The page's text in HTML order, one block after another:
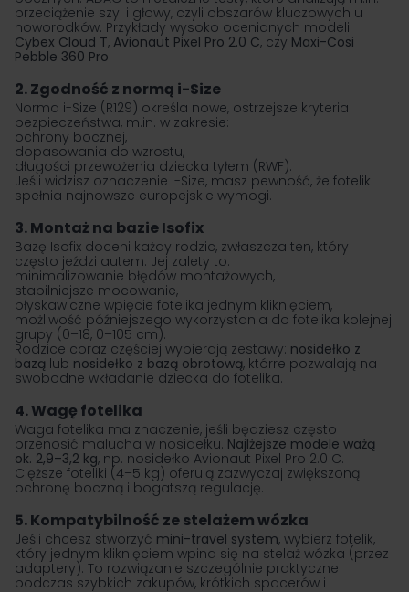
przeciążenie szyi i głowy, czyli obszarów kluczowych u
noworodków. Przykłady wysoko ocenianych modeli:
Cybex Cloud T, Avionaut Pixel Pro 2.0 C, czy Maxi-Cosi
Pebble 360 Pro.
2. Zgodność z normą i-Size
Norma i-Size (R129) określa nowe, ostrzejsze kryteria
bezpieczeństwa, m.in. w zakresie:
ochrony bocznej,
dopasowania do wzrostu,
długości przewożenia dziecka tyłem (RWF).
Jeśli widzisz oznaczenie i-Size, masz pewność, że fotelik
spełnia najnowsze europejskie wymogi.
3. Montaż na bazie Isofix
Bazę Isofix doceni każdy rodzic, zwłaszcza ten, który
często jeździ autem. Jej zalety to:
minimalizowanie błędów montażowych,
stabilniejsze mocowanie,
błyskawiczne wpięcie fotelika jednym kliknięciem,
możliwość późniejszego wykorzystania do fotelika kolejnej
grupy (0–18, 0–105 cm).
Rodzice coraz częściej wybierają zestawy: nosidełko z
bazą lub nosidełko z bazą obrotową, którre pozwalają na
swobodne wkładanie dziecka do fotelika.
4. Wagę fotelika
Waga fotelika ma znaczenie, jeśli będziesz często
przenosić malucha w nosidełku. Najlżejsze modele ważą
ok. 2,9–3,2 kg, np. nosidełko Avionaut Pixel Pro 2.0 C.
Cięższe foteliki (4–5 kg) oferują zazwyczaj zwiększoną
ochronę boczną i bogatszą regulację.
5. Kompatybilność ze stelażem wózka
Jeśli chcesz stworzyć mini-travel system, wybierz fotelik,
który jednym kliknięciem wpina się na stelaż wózka (przez
adaptery). To rozwiązanie szczególnie praktyczne
podczas szybkich zakupów, krótkich spacerów i